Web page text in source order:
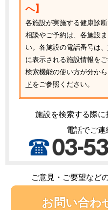
へ】
各施設が実施する健康診
相談やご予約は、各施設
い。各施設の電話番号は、
に表示される施設情報をご
検索機能の使い方が分か
ドをご参照ください。
施設を検索する際に
電話でご連
ご意見・ご要望など
お問い合わ